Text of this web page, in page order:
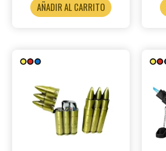
AÑADIR AL CARRITO